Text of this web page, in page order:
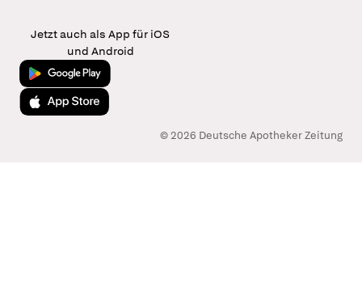
Jetzt auch als App für iOS
und Android
Jetzt bei Google Play
Laden im App Store
© 2026 Deutsche Apotheker Zeitung